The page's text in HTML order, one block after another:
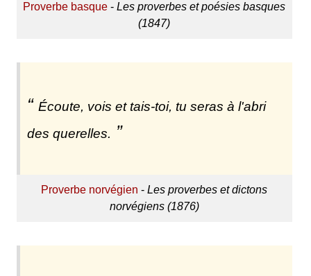
Proverbe basque -Les proverbes et poésies basques
(1847)
Écoute, vois et tais-toi, tu seras à l'abri
des querelles.
Proverbe norvégien -Les proverbes et dictons
norvégiens (1876)